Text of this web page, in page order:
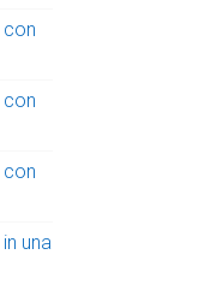
una